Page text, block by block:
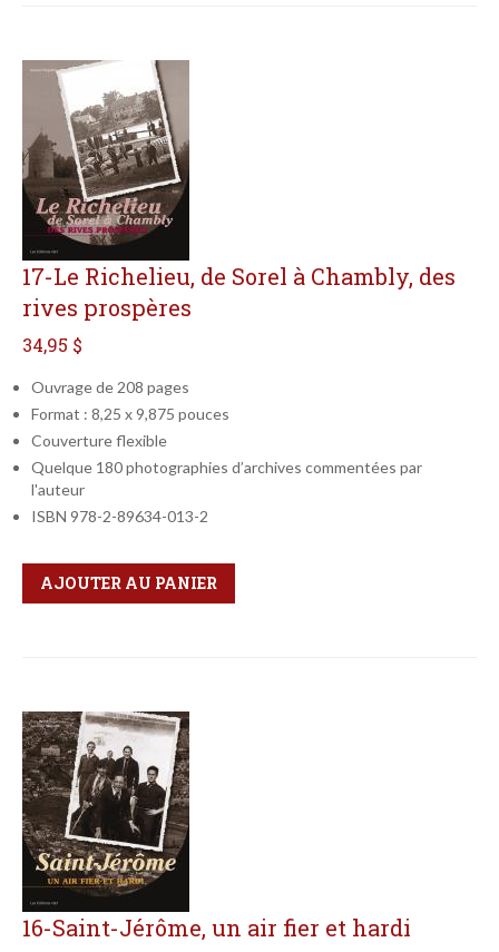
17-Le Richelieu, de Sorel à Chambly, des
rives prospères
34,95 $
Ouvrage de 208 pages
Format : 8,25 x 9,875 pouces
Couverture flexible
Quelque 180 photographies d’archives commentées par
l'auteur
ISBN 978-2-89634-013-2
Qté
Format
AJOUTER AU PANIER
16-Saint-Jérôme, un air fier et hardi